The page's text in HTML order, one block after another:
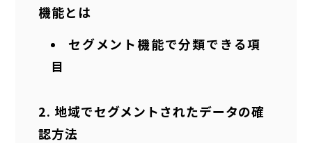
機能とは
セグメント機能で分類できる項
目
地域でセグメントされたデータの確
認方法